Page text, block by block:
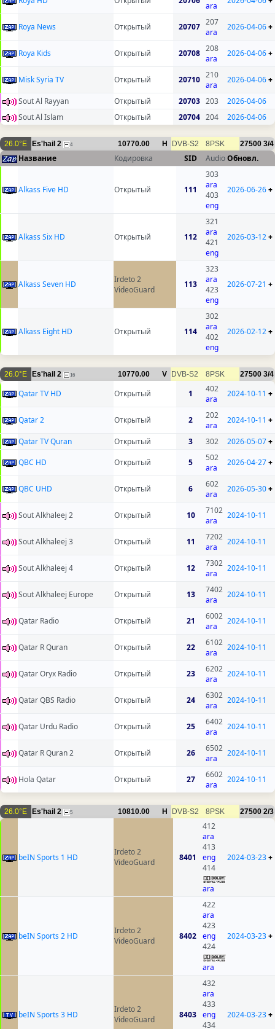
ara
Roya News Открытый 20707 207
ara
2026-04-06+
Roya Kids Открытый 20708 208
ara
2026-04-06+
Misk Syria TV Открытый 20710 210
ara
2026-04-06+
Sout Al Rayyan Открытый 20703 203
2026-04-06
Sout Al Islam
Открытый 20704 204 2026-04-06
26.0°E Es'hail 2 4 10770.00 H DVB-S2 8PSK 27500 3/4
Название Кодировка SID AudioОбновл.
Alkass Five HD Открытый 111
303
ara
403
eng
2026-06-26+
Alkass Six HD Открытый 112
321
ara
421
eng
2026-03-12+
Alkass Seven HD
Irdeto 2
VideoGuard
113
323
ara
423
eng
2026-07-21 +
Alkass Eight HD Открытый 114
302
ara
402
eng
2026-02-12+
26.0°E Es'hail 2 16 10770.00 V DVB-S2 8PSK 27500 3/4
Qatar TV HD Открытый 1
402
ara
2024-10-11 +
Qatar 2 Открытый 2
202
ara
2024-10-11 +
Qatar TV Quran Открытый 3 302 2026-05-07+
QBC HD
Открытый 5
502
ara
2026-04-27+
QBC UHD Открытый 6
602
ara
2026-05-30+
Sout Alkhaleej 2 Открытый 10
7102
ara
2024-10-11
Sout Alkhaleej 3 Открытый 11
7202
ara
2024-10-11
Sout Alkhaleej 4 Открытый 12
7302
ara
2024-10-11
Sout Alkhaleej Europe Открытый 13
7402
ara
2024-10-11
Qatar Radio Открытый 21
6002
ara
2024-10-11
Qatar R Quran Открытый 22
6102
ara
2024-10-11
Qatar Oryx Radio Открытый 23
6202
ara
2024-10-11
Qatar QBS Radio Открытый 24
6302
ara
2024-10-11
Qatar Urdu Radio Открытый 25
6402
ara
2024-10-11
Qatar R Quran 2 Открытый 26
6502
ara
2024-10-11
Hola Qatar Открытый 27
6602
ara
2024-10-11
26.0°E Es'hail 2 5 10810.00 H DVB-S2 8PSK 27500 2/3
beIN Sports 1 HD
Irdeto 2
VideoGuard
8401
412
ara
413
eng
414
ara
2024-03-23+
beIN Sports 2 HD
Irdeto 2
VideoGuard
8402
422
ara
423
eng
424
ara
2024-03-23+
beIN Sports 3 HD
Irdeto 2
VideoGuard
8403
432
ara
433
eng
434
2024-03-23+